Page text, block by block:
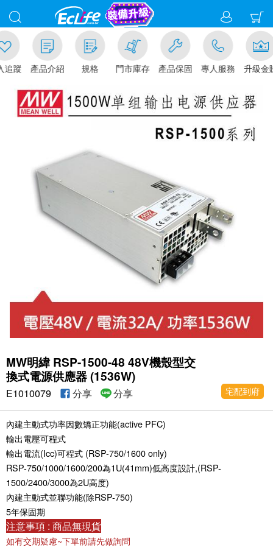
蹤 產品介紹 規格 門市庫存 產品保固 專人服務 升級金賺
MW明緯 RSP-1500-48 48V機殼型交
換式電源供應器 (1536W)
宅配到府
E1010079 分享 分享
內建主動式功率因數矯正功能(active PFC)
輸出電壓可程式
輸出電流(Icc)可程式 (RSP-750/1600 only)
RSP-750/1000/1600/200為1U(41mm)低高度設計,(RSP-
1500/2400/3000為2U高度)
內建主動式並聯功能(除RSP-750)
5年保固期
注意事項 : 商品無現貨
如有交期疑慮~下單前請先做詢問